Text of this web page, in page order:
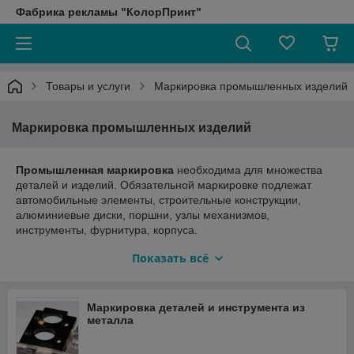
Фабрика рекламы "КолорПринт"
Товары и услуги Маркировка промышленных изделий
Маркировка промышленных изделий
Промышленная маркировка необходима для множества
деталей и изделий. Обязательной маркировке подлежат
автомобильные элементы, строительные конструкции,
алюминиевые диски, поршни, узлы механизмов,
инструменты, фурнитура, корпуса.
облегчает процесс идентификации.
Современная технология позволяет при помощи точного
Полноцветная УФ печать
как на готовых изделиях, деталях
и корпусах высотой до 153мм, так и изготовление
разнообразных шильдиков, накладок, приборных панелей,
Показать всё
Маркировка деталей и инструмента из
металла